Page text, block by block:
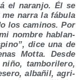
el naran­jo. Él se
narra la fábu­la
los cami­nos. Por
nom­bre hablan­
dice una de
Mot­ta. Des­de
tam­bo­ri­le­ro,
alba­ñil, agri­